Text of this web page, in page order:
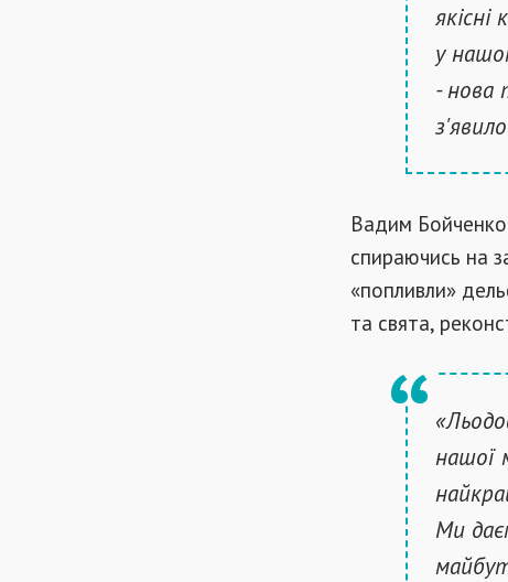
якісні
у
- нова
Вадим Бойченко
спираючись на
«попливли»
та свята,
нашої
Ми